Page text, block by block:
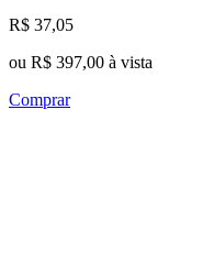
R$ 37,05
ou R$ 397,00 à vista
Comprar